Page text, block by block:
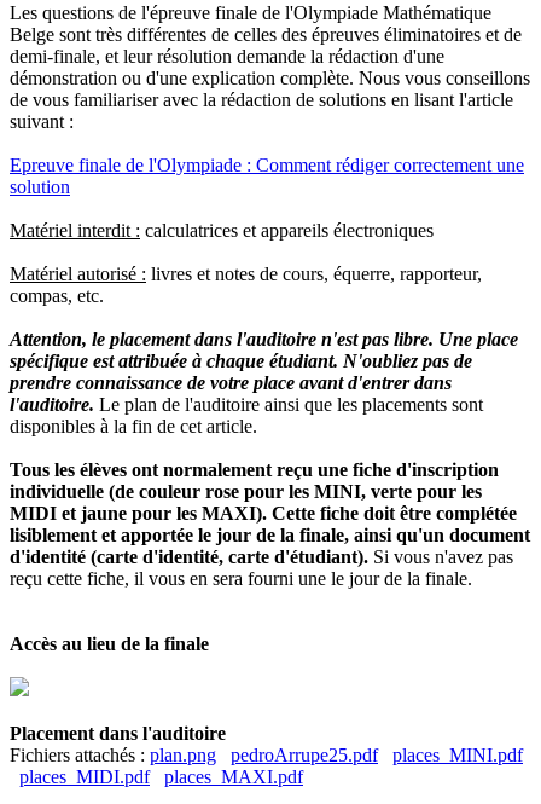
Les questions de l'épreuve finale de l'Olympiade Mathématique
Belge sont très différentes de celles des épreuves éliminatoires et de
demi-finale, et leur résolution demande la rédaction d'une
démonstration ou d'une explication complète. Nous vous conseillons
de vous familiariser avec la rédaction de solutions en lisant l'article
suivant :
Epreuve finale de l'Olympiade : Comment rédiger correctement une
solution
Matériel interdit : calculatrices et appareils électroniques
Matériel autorisé : livres et notes de cours, équerre, rapporteur,
compas, etc.
Attention, le placement dans l'auditoire n'est pas libre. Une place
spécifique est attribuée à chaque étudiant. N'oubliez pas de
prendre connaissance de votre place avant d'entrer dans
l'auditoire. Le plan de l'auditoire ainsi que les placements sont
disponibles à la fin de cet article.
Tous les élèves ont normalement reçu une fiche d'inscription
individuelle (de couleur rose pour les MINI, verte pour les
MIDI et jaune pour les MAXI). Cette fiche doit être complétée
lisiblement et apportée le jour de la finale, ainsi qu'un document
d'identité (carte d'identité, carte d'étudiant). Si vous n'avez pas
reçu cette fiche, il vous en sera fourni une le jour de la finale.
Accès au lieu de la finale
Placement dans l'auditoire
Fichiers attachés : plan.png pedroArrupe25.pdf
places_MINI.pdf
places_MIDI.pdf
places_MAXI.pdf